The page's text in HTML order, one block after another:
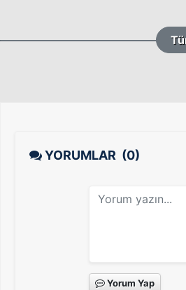
YORUMLAR (0)
Yorum Yap